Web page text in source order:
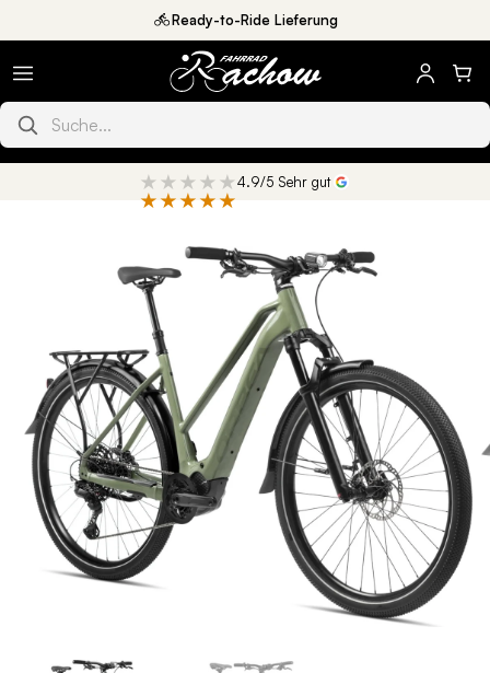
Inhalt
Ready-to-Ride Lieferung
Produkte suchen
★★★★★
★★★★★
4.9/5 Sehr gut